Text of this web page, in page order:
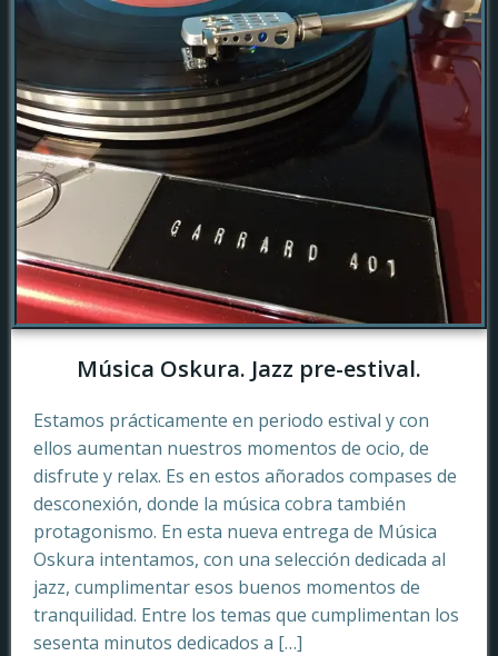
Música Oskura. Jazz pre-estival.
Estamos prácticamente en periodo estival y con
ellos aumentan nuestros momentos de ocio, de
disfrute y relax. Es en estos añorados compases de
desconexión, donde la música cobra también
protagonismo. En esta nueva entrega de Música
Oskura intentamos, con una selección dedicada al
jazz, cumplimentar esos buenos momentos de
tranquilidad. Entre los temas que cumplimentan los
sesenta minutos dedicados a […]